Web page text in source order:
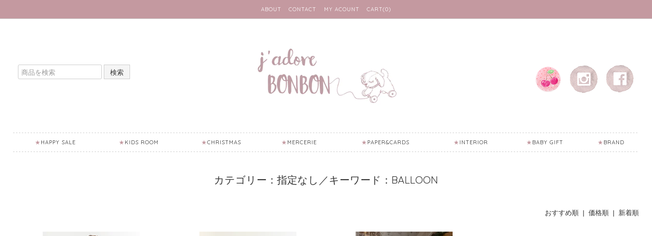
ABOUT CONTACT MY ACOUNT CART(0)
検索
HAPPY SALE KIDS ROOM CHRISTMAS MERCERIE PAPER&CARDS INTERIOR BABY GIFT BRAND
カテゴリー：指定なし／キーワード：BALLOON
おすすめ順 |価格順 | 新着順